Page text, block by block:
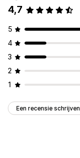
4,7
5
4
3
2
1
Een recensie schrijven